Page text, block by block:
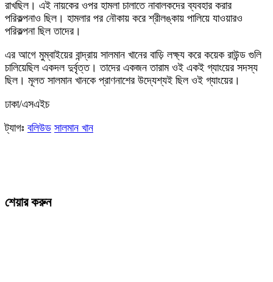
রাখছিল। এই নায়কের ওপর হামলা চালাতে নাবালকদের ব্যবহার করার
পরিকল্পনাও ছিল। হামলার পর নৌকায় করে শ্রীলঙ্কায় পালিয়ে যাওয়ারও
পরিকল্পনা ছিল তাদের।
এর আগে মুম্বাইয়ের বান্দ্রায় সালমান খানের বাড়ি লক্ষ্য করে কয়েক রাউন্ড গুলি
চালিয়েছিল একদল দুর্বৃত্ত। তাদের একজন তারাম ওই একই গ্যাংয়ের সদস্য
ছিল। মূলত সালমান খানকে প্রাণনাশের উদ্যেশ্যই ছিল ওই গ্যাংয়ের।
ঢাকা/এসএইচ
ট্যাগঃ বলিউড সালমান খান
শেয়ার করুন